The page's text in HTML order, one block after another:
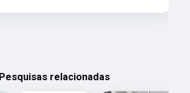
Pesquisas relacionadas